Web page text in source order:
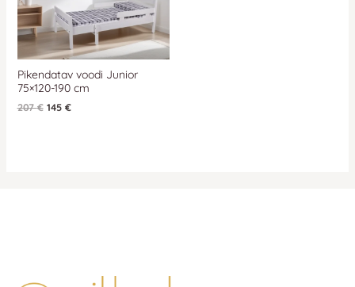
Pikendatav voodi Junior
75×120-190 cm
207€ 145 €